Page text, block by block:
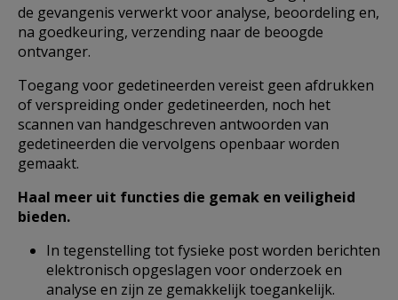
de gevangenis verwerkt voor analyse, beoordeling en,
na goedkeuring, verzending naar de beoogde
ontvanger.
Toegang voor gedetineerden vereist geen afdrukken
of verspreiding onder gedetineerden, noch het
scannen van handgeschreven antwoorden van
gedetineerden die vervolgens openbaar worden
gemaakt.
Haal meer uit functies die gemak en veiligheid
bieden.
In tegenstelling tot fysieke post worden berichten
elektronisch opgeslagen voor onderzoek en
analyse en zijn ze gemakkelijk toegankelijk.